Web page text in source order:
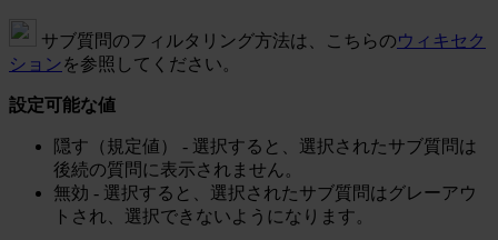
サブ質問のフィルタリング方法は、こちらのウィキセク
ションを参照してください。
設定可能な値
隠す（規定値） - 選択すると、選択されたサブ質問は
後続の質問に表示されません。
無効 - 選択すると、選択されたサブ質問はグレーアウ
トされ、選択できないようになります。